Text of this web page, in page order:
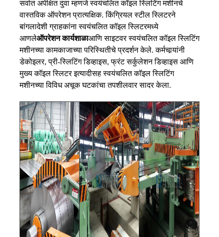
सर्वात अपेक्षित दुवा म्हणजे स्वयंचलित कॉइल स्लिटिंग मशीनचे
वास्तविक ऑपरेशन प्रात्यक्षिक. किंग्रियल स्टील स्लिटरने
बांगलादेशी ग्राहकांना स्वयंचलित कॉइल स्लिटरमध्ये
आणलेऑपरेशन कार्यशाळाआणि साइटवर स्वयंचलित कॉइल स्लिटिंग
मशीनच्या कामकाजाच्या परिस्थितीचे प्रदर्शन केले. कर्मचार्‍यांनी
डेकोइलर, प्री-स्लिटिंग डिव्हाइस, फ्रंट सर्कुलेशन डिव्हाइस आणि
मुख्य कॉइल स्लिटर इत्यादीसह स्वयंचलित कॉइल स्लिटिंग
मशीनच्या विविध अचूक घटकांचा तपशीलवार सादर केला.